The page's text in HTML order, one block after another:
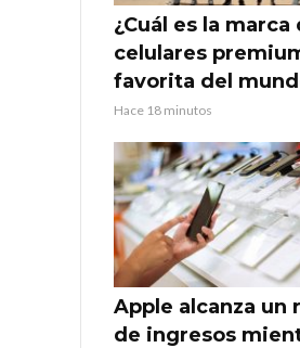
¿Cuál es la marca
celulares
favorita del
Hace 18 minutos
Apple alcanza un
de ingresos